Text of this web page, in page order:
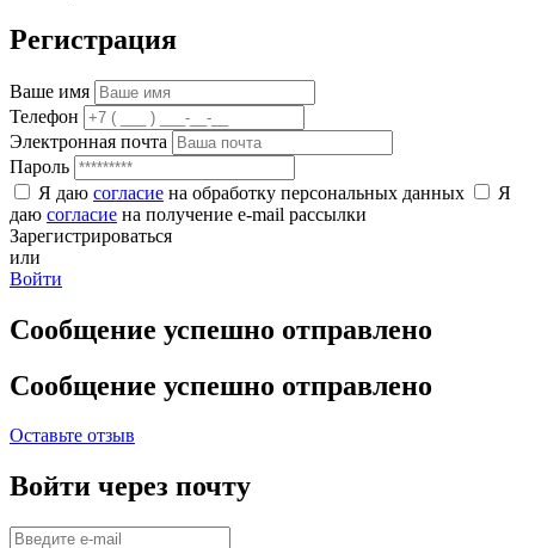
Регистрация
Ваше имя
Телефон
Электронная почта
Пароль
Я даю согласие на обработку персональных данных
Я
даю согласие на получение e-mail рассылки
Зарегистрироваться
или
Войти
Сообщение успешно отправлено
Сообщение успешно отправлено
Оставьте отзыв
Войти через почту